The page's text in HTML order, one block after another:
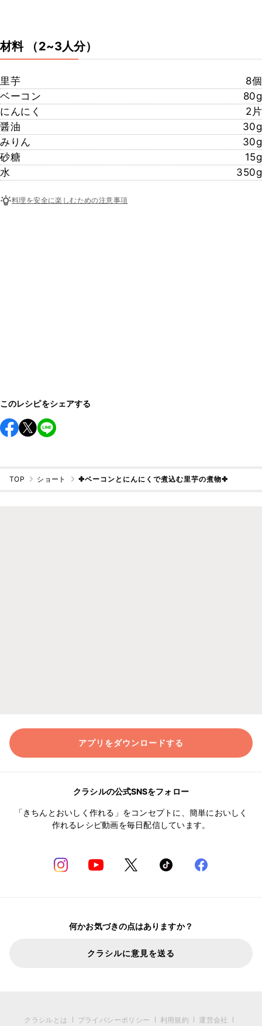
材料 （2~3人分）
里芋
8個
ベーコン
80g
にんにく
2片
醤油
30g
みりん
30g
砂糖
15g
水
350g
料理を安全に楽しむための注意事項
このレシピをシェアする
TOP ショート ✤ベーコンとにんにくで煮込む里芋の煮物✤
アプリをダウンロードする
クラシルの公式SNSをフォロー
「きちんとおいしく作れる」をコンセプトに、簡単においしく
作れるレシピ動画を毎日配信しています。
何かお気づきの点はありますか？
クラシルに意見を送る
クラシルとは プライバシーポリシー 利用規約 運営会社